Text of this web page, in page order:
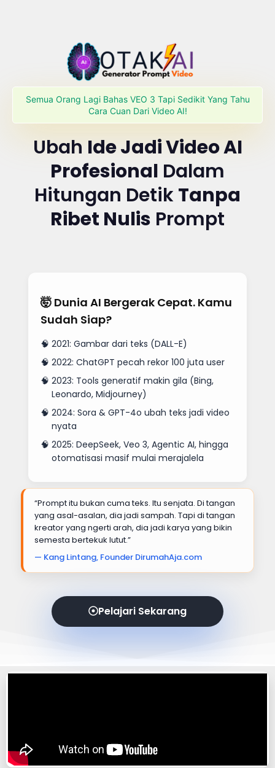
Semua Orang Lagi Bahas VEO 3 Tapi Sedikit Yang Tahu
Cara Cuan Dari Video AI!
Ubah Ide Jadi Video AI
Profesional Dalam
Hitungan Detik Tanpa
Ribet Nulis Prompt
🤯 Dunia AI Bergerak Cepat. Kamu
Sudah Siap?
2021: Gambar dari teks (DALL-E)
2022: ChatGPT pecah rekor 100 juta user
2023: Tools generatif makin gila (Bing,
Leonardo, Midjourney)
2024: Sora & GPT-4o ubah teks jadi video
nyata
2025: DeepSeek, Veo 3, Agentic AI, hingga
otomatisasi masif mulai merajalela
“Prompt itu bukan cuma teks. Itu senjata. Di tangan
yang asal-asalan, dia jadi sampah. Tapi di tangan
kreator yang ngerti arah, dia jadi karya yang bikin
semesta bertekuk lutut.”
— Kang Lintang, Founder DirumahAja.com
Pelajari Sekarang